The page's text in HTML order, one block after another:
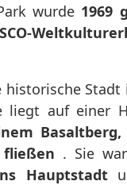
wurde 1969
historische
liegt auf einer
Basaltberg,
fließen . Sie war
Hauptstadt